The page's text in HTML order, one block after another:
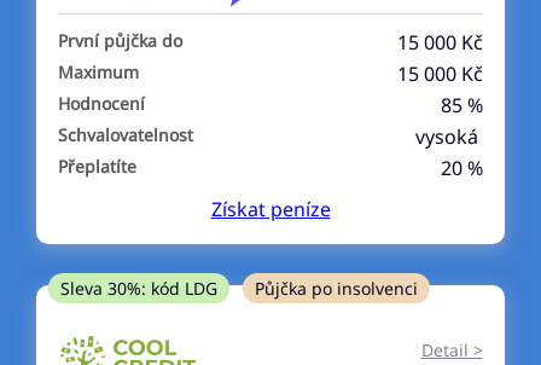
ano
ne
Po insolvenci
ano
V hotovosti
ano
První půjčka do 15 000 Kč
Maximum 15 000 Kč
Hodnocení 85 %
Schvalovatelnost vysoká
Přeplatíte
20 %
Získatpeníze
Sleva 30%: kód LDG Půjčka po insolvenci
Detail >